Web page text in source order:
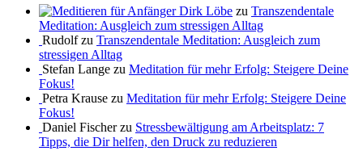
Dirk Löbe zu Transzendentale
Meditation: Ausgleich zum stressigen Alltag
Rudolf zu Transzendentale Meditation: Ausgleich zum
stressigen Alltag
Stefan Lange zu Meditation für mehr Erfolg: Steigere Deine
Fokus!
Petra Krause zu Meditation für mehr Erfolg: Steigere Deine
Fokus!
Daniel Fischer zu Stressbewältigung am Arbeitsplatz: 7
Tipps, die Dir helfen, den Druck zu reduzieren